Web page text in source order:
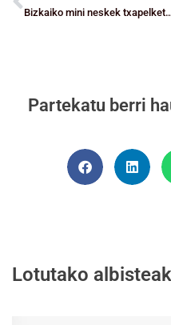
Bizkaiko mini neskek txapelketa
Partekatu berri
Lotutako albisteak